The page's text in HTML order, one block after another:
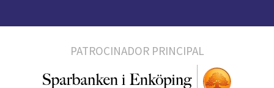
PATROCINADOR PRINCIPAL